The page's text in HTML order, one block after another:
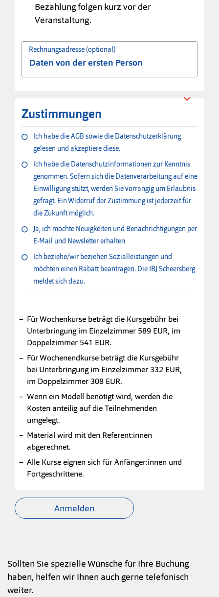
Bezahlung folgen kurz vor der
Veranstaltung.
Rechnungsadresse (optional)
Zustimmungen
Ich habe die AGB sowie die Datenschutzerklärung
gelesen und akzeptiere diese.
Ich habe die Datenschutzinformationen zur Kenntnis
genommen. Sofern sich die Datenverarbeitung auf eine
Einwilligung stützt, werden Sie vorrangig um Erlaubnis
gefragt. Ein Widerruf der Zustimmung ist jederzeit für
die Zukunft möglich.
Ja, ich möchte Neuigkeiten und Benachrichtigungen per
E-Mail und Newsletter erhalten
Ich beziehe/wir beziehen Sozialleistungen und
möchten einen Rabatt beantragen. Die IBJ Scheersberg
meldet sich dazu.
Für Wochenkurse beträgt die Kursgebühr bei
Unterbringung im Einzelzimmer 589 EUR, im
Doppelzimmer 541 EUR.
Für Wochenendkurse beträgt die Kursgebühr
bei Unterbringung im Einzelzimmer 332 EUR,
im Doppelzimmer 308 EUR.
Wenn ein Modell benötigt wird, werden die
Kosten anteilig auf die Teilnehmenden
umgelegt.
Material wird mit den Referent:innen
abgerechnet.
Alle Kurse eignen sich für Anfänger:innen und
Fortgeschrittene.
Anmelden
Sollten Sie spezielle Wünsche für Ihre Buchung
haben, helfen wir Ihnen auch gerne telefonisch
weiter.